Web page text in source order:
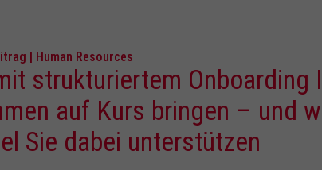
| Human Resources
strukturiertem Onboarding
auf Kurs bringen – und
Sie dabei unterstützen